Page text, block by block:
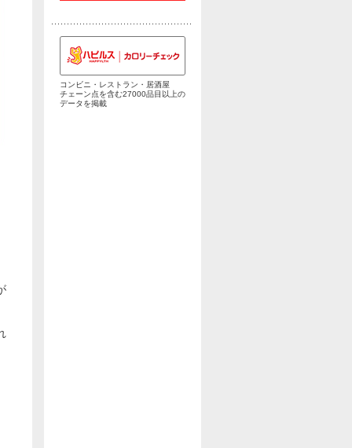
コンビニ・レストラン・居酒屋
チェーン点を含む27000品目以上の
データを掲載